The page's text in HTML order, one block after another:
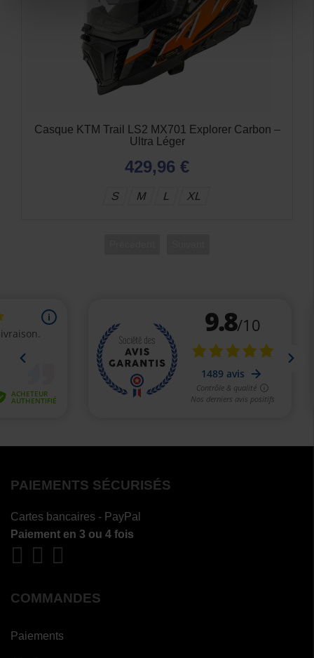
Casquette plate KTM Racing Team noire Snapback
3PW210024100
25,02 €
PAIEMENTS SÉCURISÉS
Cartes bancaires - PayPal
Paiement en 3 ou 4 fois
COMMANDES
Paiements